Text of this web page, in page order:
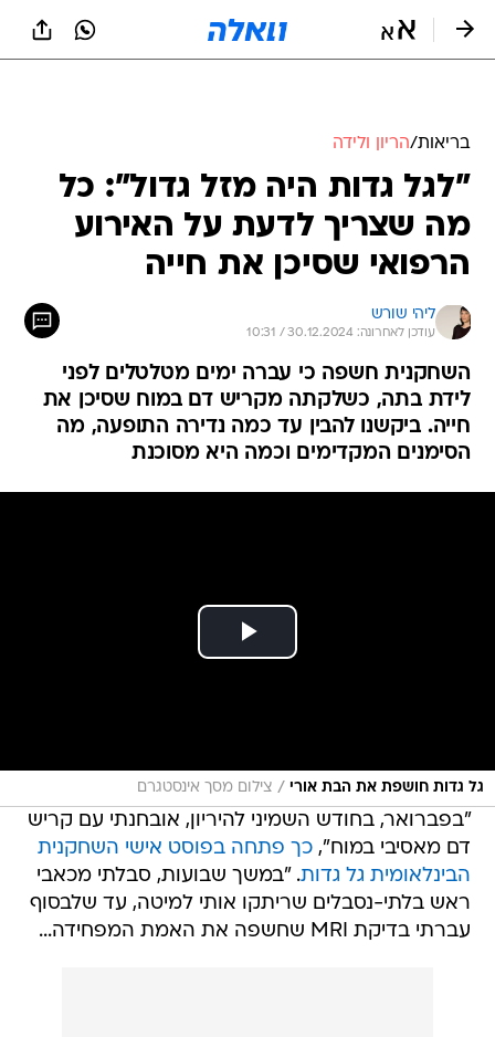
בריאות/הריון ולידה
"לגל גדות היה מזל גדול": כל
מה שצריך לדעת על האירוע
הרפואי שסיכן את חייה
ליהי שורש
עודכן לאחרונה: 30.12.2024 / 10:31
השחקנית חשפה כי עברה ימים מטלטלים לפני
לידת בתה, כשלקתה מקריש דם במוח שסיכן את
חייה. ביקשנו להבין עד כמה נדירה התופעה, מה
הסימנים המקדימים וכמה היא מסוכנת
גל גדות חושפת את הבת אורי / צילום מסך אינסטגרם
"בפברואר, בחודש השמיני להיריון, אובחנתי עם קריש
דם מאסיבי במוח",כך פתחה בפוסט אישי השחקנית
הבינלאומית גל גדות. "במשך שבועות, סבלתי מכאבי
ראש בלתי-נסבלים שריתקו אותי למיטה, עד שלבסוף
עברתי בדיקת MRI שחשפה את האמת המפחידה...